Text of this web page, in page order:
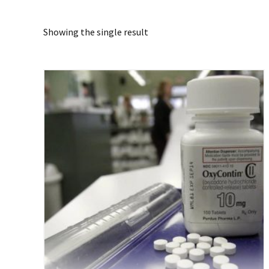
Showing the single result